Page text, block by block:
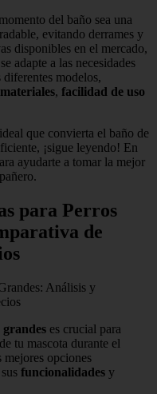
del baño sea una
evitando derrames y
disponibles en el mercado,
adapte a las necesidades
modelos,
materiales, facilidad de uso
que convierta el baño de
¡sigue leyendo! En
ayudarte a tomar la mejor
para Perros
de
Análisis y
es crucial para
tu mascota durante el
mejores opciones
funcionalidades y